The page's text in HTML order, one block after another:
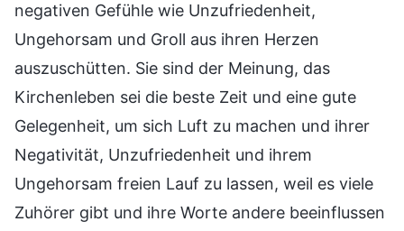
negativen Gefühle wie Unzufriedenheit,
Ungehorsam und Groll aus ihren Herzen
auszuschütten. Sie sind der Meinung, das
Kirchenleben sei die beste Zeit und eine gute
Gelegenheit, um sich Luft zu machen und ihrer
Negativität, Unzufriedenheit und ihrem
Ungehorsam freien Lauf zu lassen, weil es viele
Zuhörer gibt und ihre Worte andere beeinflussen